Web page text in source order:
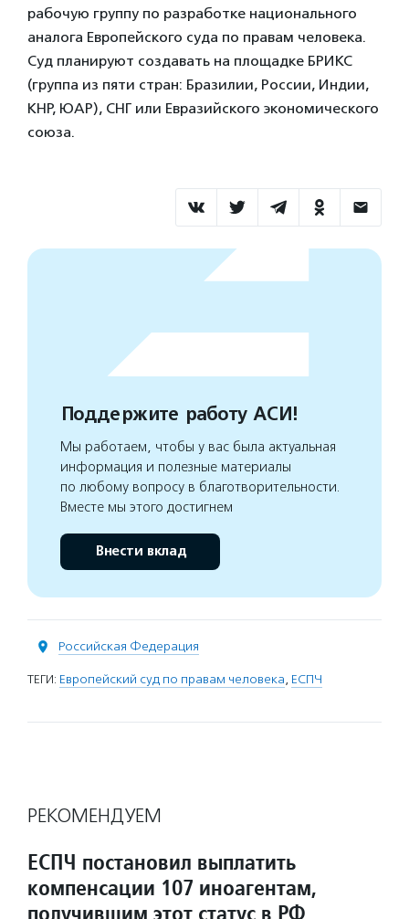
рабочую группу по разработке национального
аналога Европейского суда по правам человека.
Суд планируют создавать на площадке БРИКС
(группа из пяти стран: Бразилии, России, Индии,
КНР, ЮАР), СНГ или Евразийского экономического
союза.
Поддержите работу АСИ!
Мы работаем, чтобы у вас была актуальная
информация и полезные материалы
по любому вопросу в благотворительности.
Вместе мы этого достигнем
Внести вклад
Российская Федерация
ТЕГИ: Европейский суд по правам человека, ЕСПЧ
РЕКОМЕНДУЕМ
ЕСПЧ постановил выплатить
компенсации 107 иноагентам,